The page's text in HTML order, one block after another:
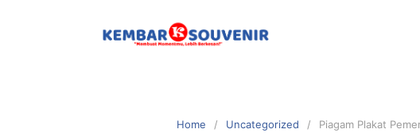
Home Uncategorized Piagam Plakat